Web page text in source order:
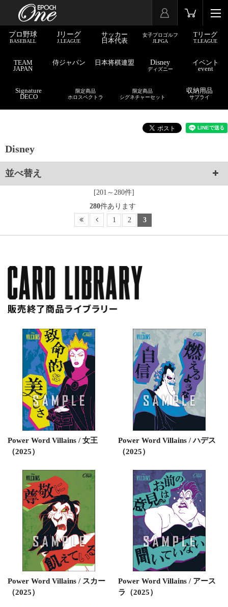
プロ野球
BASEBALL
Jリーグ
J.LEAGUE
サッカー
日本代表
女子プロゴルフ
JLPGA
Tリーグ
T.LEAGUE
TEAM
JAPAN
侍ジャパン 日本将棋連盟 Disney
ディズニー
イベント
event
Signature
DECO
限定商品
ホロスペクトラ
限定商品
シグネチャーセット
収納用品
サプライ
Disney
並べ替え
[201～280件]
280件あります
1
2 3
Power Word Villains / 女王
（2025）
Power Word Villains / ハデス
（2025）
Power Word Villains / スカー
（2025）
Power Word Villains / アース
ラ（2025）